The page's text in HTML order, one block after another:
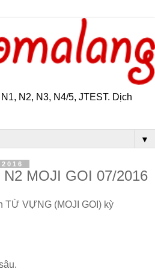
N2, N3, N4/5, JTEST. Dịch
▼
MOJI GOI 07/2016
TỪ VỰNG (MOJI GOI) kỳ